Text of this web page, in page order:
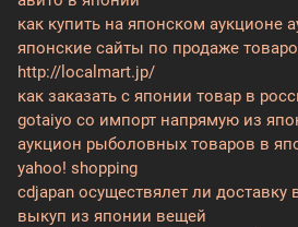
как купить на японском аукционе
японские сайты по продаже
http://localmart.jp/
как заказать с японии товар в
gotaiyo co импорт напрямую из
аукцион рыболовных товаров в
yahoo! shopping
cdjapan осуществялет ли доставку
выкуп из японии вещей